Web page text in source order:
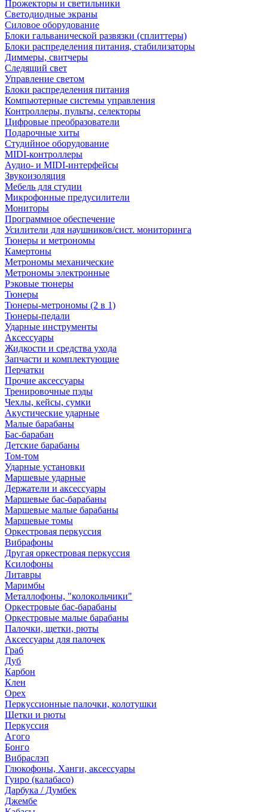
Прожекторы и светильники
Светодиодные экраны
Силовое оборудование
Блоки гальванической развязки (сплиттеры)
Блоки распределения питания, стабилизаторы
Диммеры, свитчеры
Следящий свет
Управление светом
Блоки распределения питания
Компьютерные системы управления
Контроллеры, пульты, селекторы
Цифровые преобразователи
Подарочные хиты
Студийное оборудование
MIDI-контроллеры
Аудио- и MIDI-интерфейсы
Звукоизоляция
Мебель для студии
Микрофонные предусилители
Мониторы
Программное обеспечение
Усилители для наушников/сист. мониторинга
Тюнеры и метрономы
Камертоны
Метрономы механические
Метрономы электронные
Рэковые тюнеры
Тюнеры
Тюнеры-метрономы (2 в 1)
Тюнеры-педали
Ударные инструменты
Аксессуары
Жидкости и средства ухода
Запчасти и комплектующие
Перчатки
Прочие аксессуары
Тренировочные пэды
Чехлы, кейсы, сумки
Акустические ударные
Mалые барабаны
Бас-барабан
Детские барабаны
Том-том
Ударные установки
Маршевые ударные
Держатели и аксессуары
Маршевые бас-барабаны
Маршевые малые барабаны
Маршевые томы
Оркестровая перкуссия
Вибрафоны
Другая оркестровая перкуссия
Ксилофоны
Литавры
Маримбы
Металлофоны, "колокольчики"
Оркестровые бас-барабаны
Оркестровые малые барабаны
Палочки, щетки, рюты
Аксессуары для палочек
Граб
Дуб
Карбон
Клен
Орех
Перкуссионные палочки, колотушки
Щетки и рюты
Перкуссия
Агого
Бонго
Вибраслэп
Глюкофоны, Ханги, аксессуары
Гуиро (калабасо)
Дарбука / Думбек
Джембе